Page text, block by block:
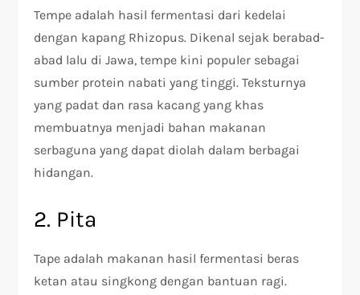
Tempe adalah hasil fermentasi dari kedelai
dengan kapang Rhizopus. Dikenal sejak berabad-
abad lalu di Jawa, tempe kini populer sebagai
sumber protein nabati yang tinggi. Teksturnya
yang padat dan rasa kacang yang khas
membuatnya menjadi bahan makanan
serbaguna yang dapat diolah dalam berbagai
hidangan.
2. Pita
Tape adalah makanan hasil fermentasi beras
ketan atau singkong dengan bantuan ragi.